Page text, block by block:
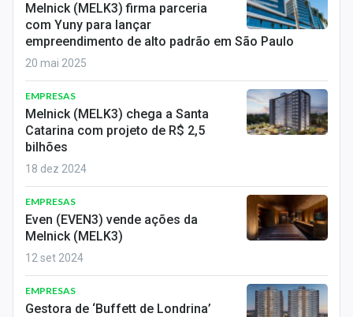
Melnick (MELK3) firma parceria
com Yuny para lançar
empreendimento de alto padrão em São Paulo
20 mai 2025
EMPRESAS
Melnick (MELK3) chega a Santa
Catarina com projeto de R$ 2,5
bilhões
18 dez 2024
EMPRESAS
Even (EVEN3) vende ações da
Melnick (MELK3)
12 set 2024
EMPRESAS
Gestora de ‘Buffett de Londrina’